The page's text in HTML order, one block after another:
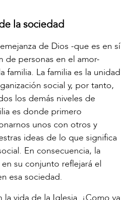
la sociedad
de Dios -que es en sí
de personas en el amor-
familia. La familia es la unidad
social y, por tanto,
los demás niveles de
es donde primero
unos con otros y
ideas de lo que significa
En consecuencia, la
su conjunto reflejará el
esa sociedad.